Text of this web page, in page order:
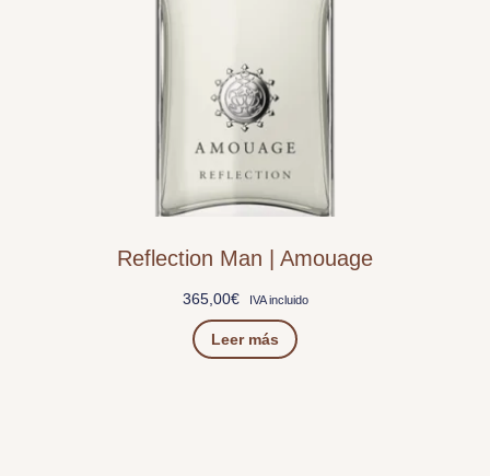
Reflection Man | Amouage
365,00€ IVA incluido
Leer más